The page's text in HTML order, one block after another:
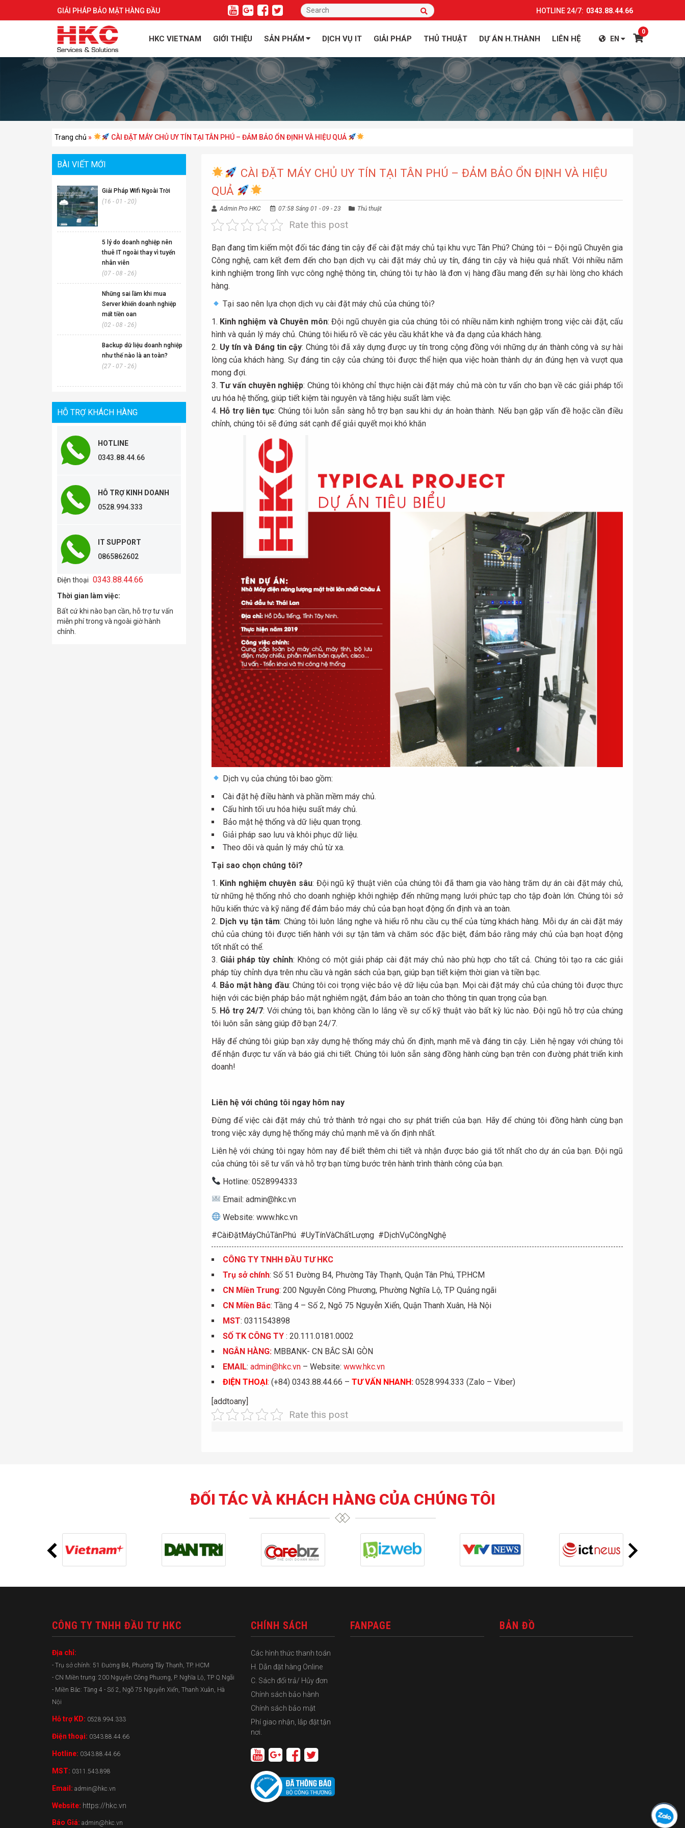
GIẢI PHÁP BẢO MẬT HÀNG ĐẦU HOTLINE 24/7: 0343.88.44.66
HKC VIETNAM GIỚI THIỆU SẢN PHẨM DỊCH VỤ IT GIẢI PHÁP THỦ THUẬT DỰ ÁN H.THÀNH LIÊN HỆ EN
0
Trang chủ » CÀI ĐẶT MÁY CHỦ UY TÍN TẠI TÂN PHÚ – ĐẢM BẢO ỔN ĐỊNH VÀ HIỆU QUẢ
BÀI VIẾT MỚI
Giải Pháp Wifi Ngoài Trời
(16 - 01 - 20)
5 lý do doanh nghiệp nên
thuê IT ngoài thay vì tuyển
nhân viên
(07 - 08 - 26)
Những sai lầm khi mua
Server khiến doanh nghiệp
mất tiền oan
(02 - 08 - 26)
Backup dữ liệu doanh nghiệp
như thế nào là an toàn?
(27 - 07 - 26)
HỖ TRỢ KHÁCH HÀNG
HOTLINE
0343.88.44.66
HỖ TRỢ KINH DOANH
0528.994.333
IT SUPPORT
0865862602
Điện thoại 0343.88.44.66
Thời gian làm việc:
Bất cứ khi nào bạn cần, hỗ trợ tư vấn
miễn phí trong và ngoài giờ hành
chính.
CÀI ĐẶT MÁY CHỦ UY TÍN TẠI TÂN PHÚ – ĐẢM BẢO ỔN ĐỊNH VÀ HIỆU
QUẢ
Admin Pro HKC 07:58 Sáng 01 - 09 - 23 Thủ thuật
Rate this post
Bạn đang tìm kiếm một đối tác đáng tin cậy để cài đặt máy chủ tại khu vực Tân Phú? Chúng tôi – Đội ngũ Chuyên gia
Công nghệ, cam kết đem đến cho bạn dịch vụ cài đặt máy chủ uy tín, đáng tin cậy và hiệu quả nhất. Với nhiều năm
kinh nghiệm trong lĩnh vực công nghệ thông tin, chúng tôi tự hào là đơn vị hàng đầu mang đến sự hài lòng cho khách
hàng.
Tại sao nên lựa chọn dịch vụ cài đặt máy chủ của chúng tôi?
Kinh nghiệm và Chuyên môn: Đội ngũ chuyên gia của chúng tôi có nhiều năm kinh nghiệm trong việc cài đặt, cấu
hình và quản lý máy chủ. Chúng tôi hiểu rõ về các yêu cầu khắt khe và đa dạng của khách hàng.
Uy tín và Đáng tin cậy: Chúng tôi đã xây dựng được uy tín trong cộng đồng với những dự án thành công và sự hài
lòng của khách hàng. Sự đáng tin cậy của chúng tôi được thể hiện qua việc hoàn thành dự án đúng hẹn và vượt qua
mong đợi.
Tư vấn chuyên nghiệp: Chúng tôi không chỉ thực hiện cài đặt máy chủ mà còn tư vấn cho bạn về các giải pháp tối
ưu hóa hệ thống, giúp tiết kiệm tài nguyên và tăng hiệu suất làm việc.
Hỗ trợ liên tục: Chúng tôi luôn sẵn sàng hỗ trợ bạn sau khi dự án hoàn thành. Nếu bạn gặp vấn đề hoặc cần điều
chỉnh, chúng tôi sẽ đứng sát cạnh để giải quyết mọi khó khăn
Dịch vụ của chúng tôi bao gồm:
Cài đặt hệ điều hành và phần mềm máy chủ.
Cấu hình tối ưu hóa hiệu suất máy chủ.
Bảo mật hệ thống và dữ liệu quan trọng.
Giải pháp sao lưu và khôi phục dữ liệu.
Theo dõi và quản lý máy chủ từ xa.
Tại sao chọn chúng tôi?
Kinh nghiệm chuyên sâu: Đội ngũ kỹ thuật viên của chúng tôi đã tham gia vào hàng trăm dự án cài đặt máy chủ,
từ những hệ thống nhỏ cho doanh nghiệp khởi nghiệp đến những mạng lưới phức tạp cho tập đoàn lớn. Chúng tôi sở
hữu kiến thức và kỹ năng để đảm bảo máy chủ của bạn hoạt động ổn định và an toàn.
Dịch vụ tận tâm: Chúng tôi luôn lắng nghe và hiểu rõ nhu cầu cụ thể của từng khách hàng. Mỗi dự án cài đặt máy
chủ của chúng tôi được tiến hành với sự tận tâm và chăm sóc đặc biệt, đảm bảo rằng máy chủ của bạn hoạt động
tốt nhất có thể.
Giải pháp tùy chỉnh: Không có một giải pháp cài đặt máy chủ nào phù hợp cho tất cả. Chúng tôi tạo ra các giải
pháp tùy chỉnh dựa trên nhu cầu và ngân sách của bạn, giúp bạn tiết kiệm thời gian và tiền bạc.
Bảo mật hàng đầu: Chúng tôi coi trọng việc bảo vệ dữ liệu của bạn. Mọi cài đặt máy chủ của chúng tôi được thực
hiện với các biện pháp bảo mật nghiêm ngặt, đảm bảo an toàn cho thông tin quan trọng của bạn.
Hỗ trợ 24/7: Với chúng tôi, bạn không cần lo lắng về sự cố kỹ thuật vào bất kỳ lúc nào. Đội ngũ hỗ trợ của chúng
tôi luôn sẵn sàng giúp đỡ bạn 24/7.
Hãy để chúng tôi giúp bạn xây dựng hệ thống máy chủ ổn định, mạnh mẽ và đáng tin cậy. Liên hệ ngay với chúng tôi
để nhận được tư vấn và báo giá chi tiết. Chúng tôi luôn sẵn sàng đồng hành cùng bạn trên con đường phát triển kinh
doanh!
Liên hệ với chúng tôi ngay hôm nay
Đừng để việc cài đặt máy chủ trở thành trở ngại cho sự phát triển của bạn. Hãy để chúng tôi đồng hành cùng bạn
trong việc xây dựng hệ thống máy chủ mạnh mẽ và ổn định nhất.
Liên hệ với chúng tôi ngay hôm nay để biết thêm chi tiết và nhận được báo giá tốt nhất cho dự án của bạn. Đội ngũ
của chúng tôi sẽ tư vấn và hỗ trợ bạn từng bước trên hành trình thành công của bạn.
Hotline: 0528994333
Email: admin@hkc.vn
Website: www.hkc.vn
#CàiĐặtMáyChủTânPhú #UyTínVàChấtLượng #DịchVụCôngNghệ
CÔNG TY TNHH ĐẦU TƯ HKC
Trụ sở chính: Số 51 Đường B4, Phường Tây Thạnh, Quận Tân Phú, TP.HCM
CN Miền Trung: 200 Nguyễn Công Phương, Phường Nghĩa Lộ, TP Quảng ngãi
CN Miền Bắc: Tầng 4 – Số 2, Ngõ 75 Nguyễn Xiển, Quận Thanh Xuân, Hà Nội
MST: 0311543898
SỐTK CÔNG TY: 20.111.0181.0002
NGÂN HÀNG: MBBANK- CN BẮC SÀI GÒN
EMAIL: admin@hkc.vn– Website: www.hkc.vn
ĐIỆN THOẠI: (+84) 0343.88.44.66 – TƯ VẤN NHANH:0528.994.333 (Zalo – Viber)
[addtoany]
Rate this post
ĐỐI TÁC VÀ KHÁCH HÀNG CỦA CHÚNG TÔI
CÔNG TY TNHH ĐẦU TƯ HKC
Địa chỉ:
- Trụ sở chính: 51 Đường B4, Phường Tây Thạnh, TP. HCM
- CN Miền trung: 200 Nguyễn Công Phương, P. Nghĩa Lộ, TP Q.Ngãi
- Miền Bắc: Tầng 4 - Số 2, Ngõ 75 Nguyễn Xiển, Thanh Xuân, Hà
Nội
Hỗ trợ KD: 0528.994.333
Điện thoại: 0343.88.44.66
Hotline: 0343.88.44.66
MST: 0311.543.898
Email: admin@hkc.vn
Website: https://hkc.vn
Báo Giá: admin@hkc.vn
CHÍNH SÁCH
Các hình thức thanh toán
H. Dẫn đặt hàng Online
C. Sách đổi trả/ Hủy đơn
Chính sách bảo hành
Chính sách bảo mật
Phí giao nhận, lắp đặt tận
nơi.
FANPAGE BẢN ĐỒ